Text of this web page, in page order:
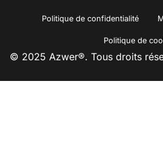
© 2025 Azwer®. Tous droits
Politique de confidentialité
Politique de